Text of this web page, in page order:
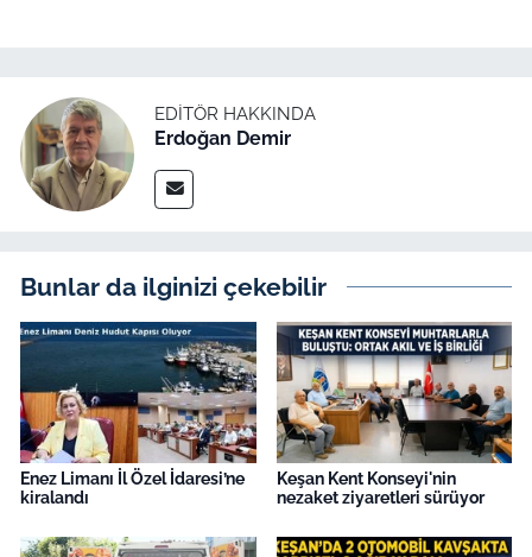
EDITÖR HAKKINDA
Erdoğan Demir
Bunlar da ilginizi çekebilir
Enez Limanı İl Özel İdaresi’ne
kiralandı
Keşan Kent Konseyi'nin
nezaket ziyaretleri sürüyor